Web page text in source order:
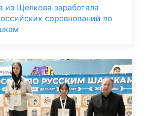
из Щелкова заработала
соревнований по